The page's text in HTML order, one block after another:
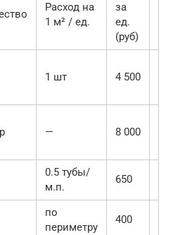
Расход на
1 м² / ед.
за
ед.
(руб)
1 шт 4 500
— 8 000
0.5 тубы/
м.п.
650
по
периметру
400